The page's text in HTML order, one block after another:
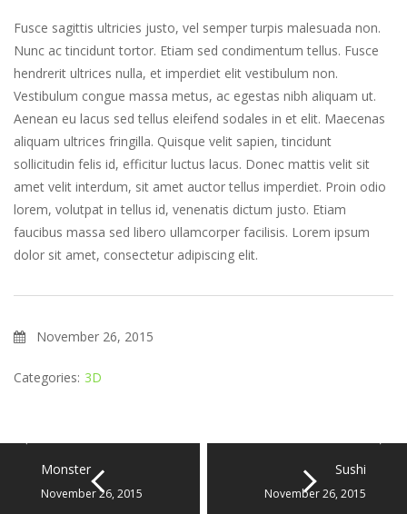
Fusce sagittis ultricies justo, vel semper turpis malesuada non.
Nunc ac tincidunt tortor. Etiam sed condimentum tellus. Fusce
hendrerit ultrices nulla, et imperdiet elit vestibulum non.
Vestibulum congue massa metus, ac egestas nibh aliquam ut.
Aenean eu lacus sed tellus eleifend sodales in et elit. Maecenas
aliquam ultrices fringilla. Quisque velit sapien, tincidunt
sollicitudin felis id, efficitur luctus lacus. Donec mattis velit sit
amet velit interdum, sit amet auctor tellus imperdiet. Proin odio
lorem, volutpat in tellus id, venenatis dictum justo. Etiam
faucibus massa sed libero ullamcorper facilisis. Lorem ipsum
dolor sit amet, consectetur adipiscing elit.
November 26, 2015
Categories: 3D
Monster
November 26, 2015
Sushi
November 26, 2015